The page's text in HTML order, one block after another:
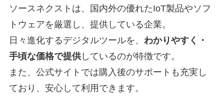
ソースネクストは、国内外の優れたIoT製品やソフ
トウェアを厳選し、提供している企業。
日々進化するデジタルツールを、 わかりやすく・
手頃な価格で提供しているのが特徴です。
また、公式サイトでは購入後のサポートも充実し
ており、安心して利用できます。